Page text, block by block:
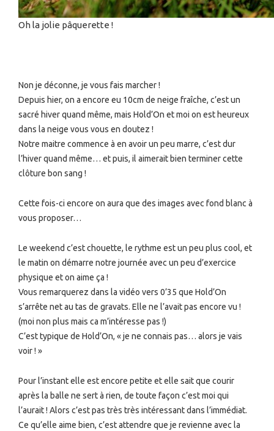
Oh la jolie pâquerette !
Non je déconne, je vous fais marcher !
Depuis hier, on a encore eu 10cm de neige fraîche, c’est un
sacré hiver quand même, mais Hold’On et moi on est heureux
dans la neige vous vous en doutez !
Notre maitre commence à en avoir un peu marre, c’est dur
l’hiver quand même… et puis, il aimerait bien terminer cette
clôture bon sang !
Cette fois-ci encore on aura que des images avec fond blanc à
vous proposer…
Le weekend c’est chouette, le rythme est un peu plus cool, et
le matin on démarre notre journée avec un peu d’exercice
physique et on aime ça !
Vous remarquerez dans la vidéo vers 0’35 que Hold’On
s’arrête net au tas de gravats. Elle ne l’avait pas encore vu !
(moi non plus mais ca m’intéresse pas !)
C’est typique de Hold’On, « je ne connais pas… alors je vais
voir ! »
Pour l’instant elle est encore petite et elle sait que courir
après la balle ne sert à rien, de toute façon c’est moi qui
l’aurait ! Alors c’est pas très très intéressant dans l’immédiat.
Ce qu’elle aime bien, c’est attendre que je revienne avec la